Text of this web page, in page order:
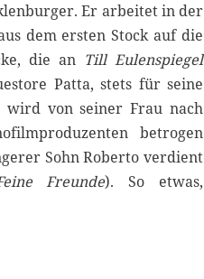
Er arbeitet in der
dem ersten Stock auf die
die an Till Eulenspiegel
Patta, stets für seine
wird von seiner Frau nach
betrogen
Sohn Roberto verdient
Freunde). So etwas,